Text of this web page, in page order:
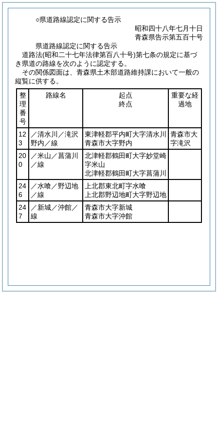
○県道路線認定に関する告示
昭和四十八年七月十日
青森県告示第五百十号
県道路線認定に関する告示
道路法(昭和二十七年法律第百八十号)第七条の規定に基づ
き県道の路線を次のように認定する。
その関係図面は、青森県土木部道路維持課において一般の
縦覧に供する。
整
理
番
号
路線名
起点
終点
重要な経
過地
12
3
／清水川／滝沢
野内／線
東津軽郡平内町大字清水川
青森市大字野内
青森市大
字滝沢
20
0
／米山／菖蒲川
／線
北津軽郡鶴田町大字妙堂崎
字米山
北津軽郡鶴田町大字菖蒲川
24
6
／水喰／野辺地
／線
上北郡東北町字水喰
上北郡野辺地町大字野辺地
24
7
／新城／沖館／
線
青森市大字新城
青森市大字沖館